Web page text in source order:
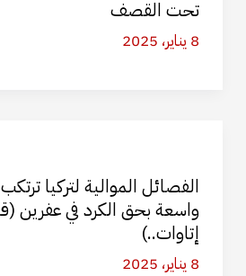
تحت القصف
8 يناير، 2025
الفصائل الموالية لتركيا
واسعة بحق الكرد في
إتاوات..)
8 يناير، 2025